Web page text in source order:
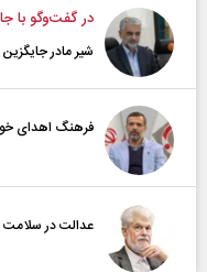
در گفت‌و‌گو با
شیر مادر
فرهنگ اهدای
عدالت در سلامت